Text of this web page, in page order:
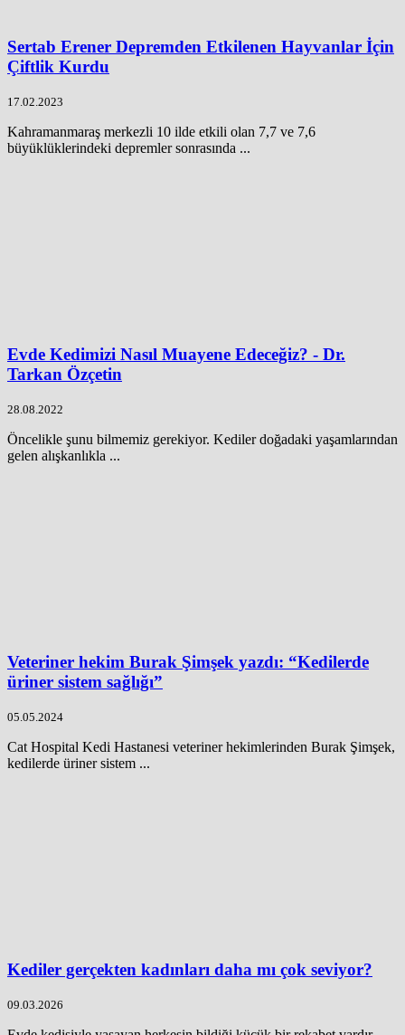
Sertab Erener Depremden Etkilenen Hayvanlar İçin
Çiftlik Kurdu
17.02.2023
Kahramanmaraş merkezli 10 ilde etkili olan 7,7 ve 7,6
büyüklüklerindeki depremler sonrasında ...
Evde Kedimizi Nasıl Muayene Edeceğiz? - Dr.
Tarkan Özçetin
28.08.2022
Öncelikle şunu bilmemiz gerekiyor. Kediler doğadaki yaşamlarından
gelen alışkanlıkla ...
Veteriner hekim Burak Şimşek yazdı: “Kedilerde
üriner sistem sağlığı”
05.05.2024
Cat Hospital Kedi Hastanesi veteriner hekimlerinden Burak Şimşek,
kedilerde üriner sistem ...
Kediler gerçekten kadınları daha mı çok seviyor?
09.03.2026